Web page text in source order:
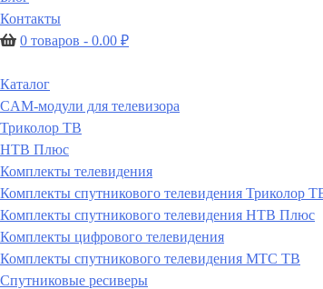
Контакты
0 товаров - 0.00 ₽
Каталог
CAM-модули для телевизора
Триколор ТВ
НТВ Плюс
Комплекты телевидения
Комплекты спутникового телевидения Триколор
Комплекты спутникового телевидения НТВ Плюс
Комплекты цифрового телевидения
Комплекты спутникового телевидения МТС ТВ
Спутниковые ресиверы